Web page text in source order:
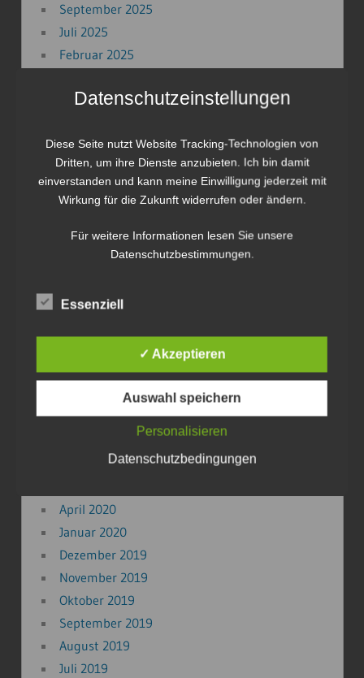
September 2025
Juli 2025
Februar 2025
Dezember 2024
September 2024
Juni 2024
Mai 2023
März 2023
Mai 2022
Januar 2022
Januar 2021
Oktober 2020
September 2020
August 2020
April 2020
Januar 2020
Dezember 2019
November 2019
Oktober 2019
September 2019
August 2019
Juli 2019
Datenschutzeinstellungen
Diese Seite nutzt Website Tracking-Technologien von
Dritten, um ihre Dienste anzubieten. Ich bin damit
einverstanden und kann meine Einwilligung jederzeit mit
Wirkung für die Zukunft widerrufen oder ändern.
Für weitere Informationen lesen Sie unsere
Datenschutzbestimmungen.
Essenziell
✓ Akzeptieren
Auswahl speichern
Personalisieren
Datenschutzbedingungen